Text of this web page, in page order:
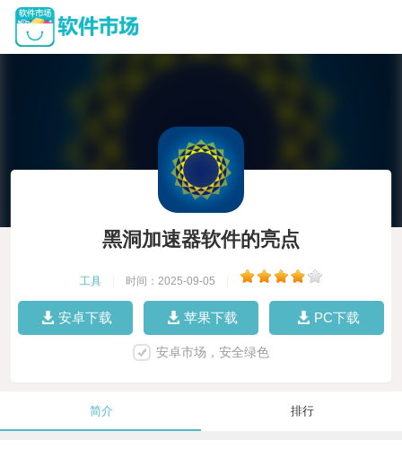
黑洞加速器软件的亮点
工具 时间：2025-09-05
安卓下载 苹果下载 PC下载
安卓市场，安全绿色
简介 排行